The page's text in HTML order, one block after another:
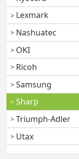
Lexmark
Nashuatec
OKI
Ricoh
Samsung
Sharp
Triumph-Adler
Utax